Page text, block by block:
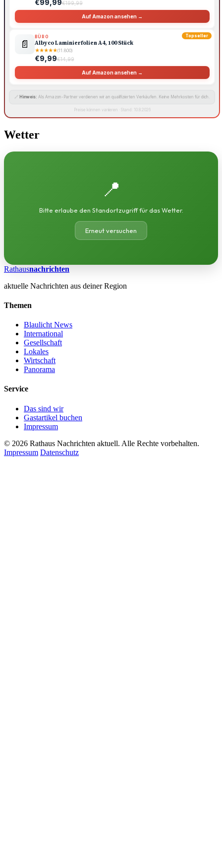
€99,99€199,99
Auf Amazon ansehen →
Topseller
📄
BÜRO
Albyco Laminierfolien A4, 100 Stück
★★★★★(11.800)
€9,99€14,99
Auf Amazon ansehen →
🔗 Hinweis: Als Amazon-Partner verdienen wir an qualifizierten Verkäufen. Keine Mehrkosten für dich.
Preise können variieren · Stand: 10.8.2026
Wetter
📍
Bitte erlaube den Standortzugriff für das Wetter.
Erneut versuchen
Rathausnachrichten
aktuelle Nachrichten aus deiner Region
Themen
Blaulicht News
International
Gesellschaft
Lokales
Wirtschaft
Panorama
Service
Das sind wir
Gastartikel buchen
Impressum
© 2026 Rathaus Nachrichten aktuell. Alle Rechte vorbehalten.
Impressum Datenschutz